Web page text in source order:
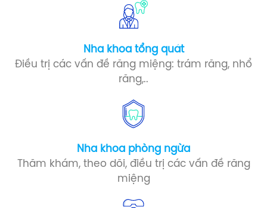
Nha khoa tổng quát
Điều trị các vấn đề răng miệng: trám răng, nhổ
răng,..
Nha khoa phòng ngừa​
Thăm khám, theo dõi, điều trị các vấn đề răng
miệng